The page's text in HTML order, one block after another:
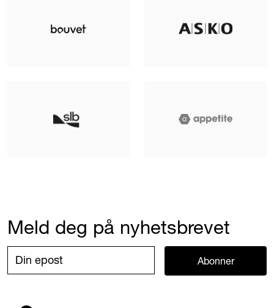
Meld deg på nyhetsbrevet
Abonner